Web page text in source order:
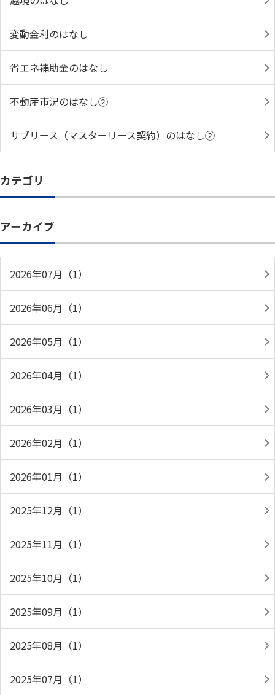
変動金利のはなし
省エネ補助金のはなし
不動産市況のはなし②
サブリース（マスターリース契約）のはなし②
カテゴリ
アーカイブ
2026年07月（1）
2026年06月（1）
2026年05月（1）
2026年04月（1）
2026年03月（1）
2026年02月（1）
2026年01月（1）
2025年12月（1）
2025年11月（1）
2025年10月（1）
2025年09月（1）
2025年08月（1）
2025年07月（1）